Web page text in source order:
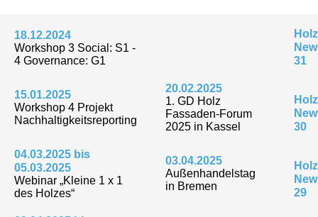
18.12.2024
Workshop 3 Social: S1 -
4 Governance: G1
15.01.2025
Workshop 4 Projekt
Nachhaltigkeitsreporting
20.02.2025
1. GD Holz
Fassaden-Forum
2025 in Kassel
04.03.2025 bis
05.03.2025
Webinar „Kleine 1 x 1
des Holzes“
03.04.2025
Außenhandelstag
in Bremen
31
30
29